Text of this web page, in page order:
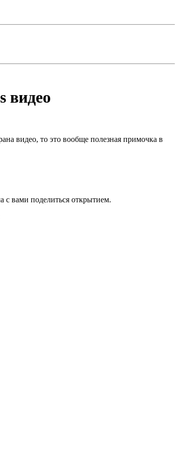
видео
видео, то это вообще полезная примочка в
с вами поделиться открытием.